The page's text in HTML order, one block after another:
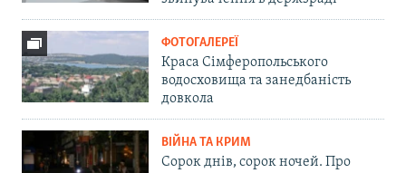
ФОТОГАЛЕРЕЇ
Краса Сімферопольського
водосховища та занедбаність
довкола
ВІЙНА ТА КРИМ
Сорок днів, сорок ночей. Про